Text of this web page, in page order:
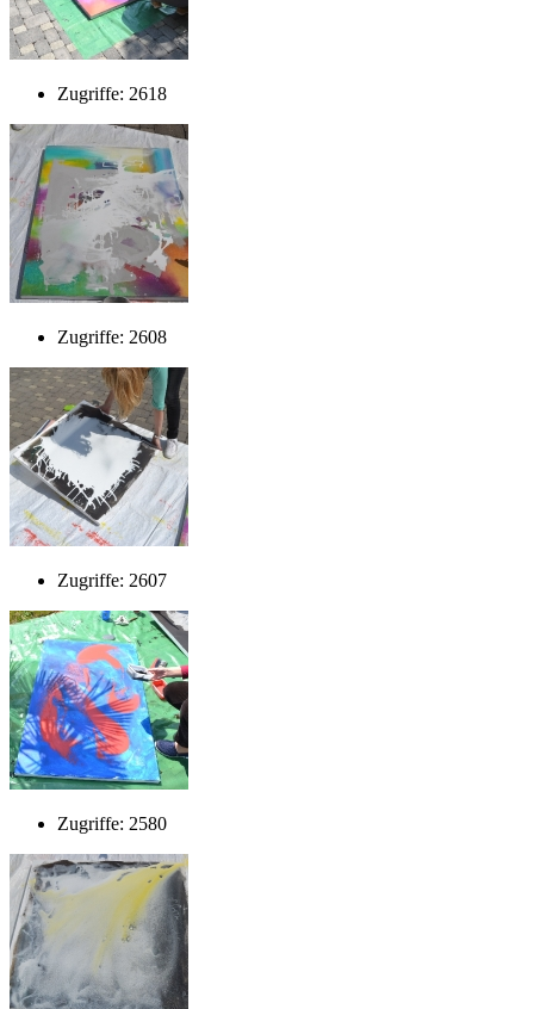
Zugriffe: 2618
Zugriffe: 2608
Zugriffe: 2607
Zugriffe: 2580